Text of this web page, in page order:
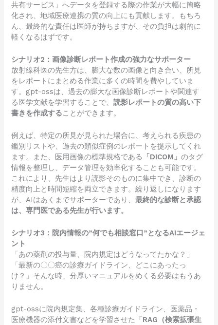
共有サービス」へデータを登録する際の作業が大幅に簡略
化され、地域医療連携の質の向上にも貢献します。もちろ
ん、最終的な責任は医師が持ちますが、その負担は劇的に
軽くなるはずです。
シナリオ2：画像診断レポート作成の強力なサポーター
放射線科医の先生方は、膨大な数の画像と向き合い、所見
をレポートにまとめる作業に多くの時間を費やしていま
す。gpt-ossは、過去の膨大な画像診断レポートや関連す
る医学文献を学習することで、読影レポートの質の高い下
書きを作成することができます。
例えば、特定の所見が見られた場合に、考えられる疾患の
鑑別リストや、過去の類似症例のレポートを提示してくれ
ます。また、医用画像の標準規格である
「DICOM」のタグ
情報を整理し、データ管理を効率化することも可能です。
これにより、先生はより読影そのものに集中でき、診断の
精度向上と時間短縮を両立できます。繰り返しになります
が、AIはあくまでサポーターであり、最終的な診断と承認
は、専門医である先生が行います。
シナリオ3：院内情報の”何でも相談窓口”となるAIエージェ
ント
「あの薬剤の投与量、院内規定はどうなってたかな？」
「最新の〇〇癌の診療ガイドライン、どこにあったっ
け？」そんな時、分厚いマニュアルをめくる必要はもうあ
りません。
gpt-ossに院内規定集、各種診療ガイドライン、医薬品・
医療機器の添付文書などを学習させた
「RAG（検索拡張生